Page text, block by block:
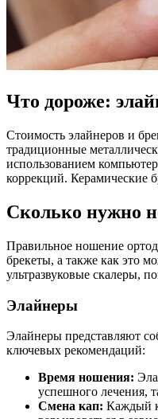
Что дороже:
Стоимость элайнеров и
традиционные
использованием
коррекций. Керамические
Сколько нужно
Правильное ношение
брекеты, а также как это
ультразвуковые скалеры,
Элайнеры
Элайнеры представляют
ключевых рекомендаций:
Время ношения:
успешного лечения,
Смена кап: Каждый